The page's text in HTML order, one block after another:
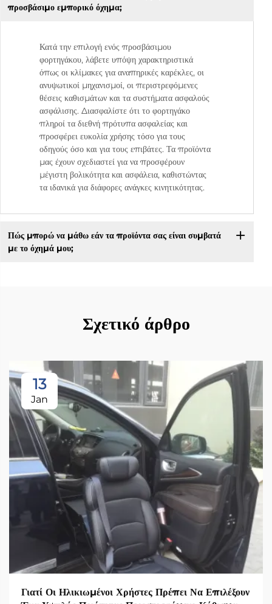
προσβάσιμο εμπορικό όχημα;
Κατά την επιλογή ενός προσβάσιμου
φορτηγάκου, λάβετε υπόψη χαρακτηριστικά
όπως οι κλίμακες για αναπηρικές καρέκλες, οι
ανυψωτικοί μηχανισμοί, οι περιστρεφόμενες
θέσεις καθισμάτων και τα συστήματα ασφαλούς
ασφάλισης. Διασφαλίστε ότι το φορτηγάκο
πληροί τα διεθνή πρότυπα ασφαλείας και
προσφέρει ευκολία χρήσης τόσο για τους
οδηγούς όσο και για τους επιβάτες. Τα προϊόντα
μας έχουν σχεδιαστεί για να προσφέρουν
μέγιστη βολικότητα και ασφάλεια, καθιστώντας
τα ιδανικά για διάφορες ανάγκες κινητικότητας.
Πώς μπορώ να μάθω εάν τα προϊόντα σας είναι συμβατά
με το όχημά μου;
Σχετικό άρθρο
13
Jan
Γιατί Οι Ηλικιωμένοι Χρήστες Πρέπει Να Επιλέξουν